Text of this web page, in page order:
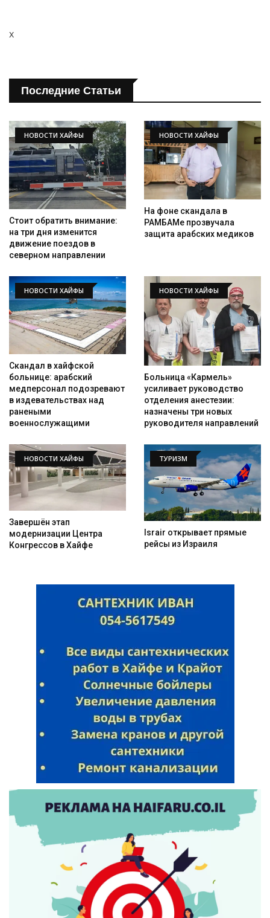
Искать
x
Последние Статьи
НОВОСТИ ХАЙФЫ
Стоит обратить внимание:
на три дня изменится
движение поездов в
северном направлении
НОВОСТИ ХАЙФЫ
На фоне скандала в
РАМБАМе прозвучала
защита арабских медиков
НОВОСТИ ХАЙФЫ
Скандал в хайфской
больнице: арабский
медперсонал подозревают
в издевательствах над
ранеными
военнослужащими
НОВОСТИ ХАЙФЫ
Больница «Кармель»
усиливает руководство
отделения анестезии:
назначены три новых
руководителя направлений
НОВОСТИ ХАЙФЫ
Завершён этап
модернизации Центра
Конгрессов в Хайфе
ТУРИЗМ
Israir открывает прямые
рейсы из Израиля